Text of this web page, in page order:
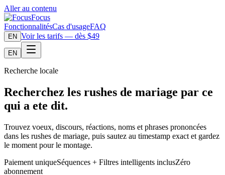
Aller au contenu
Focus
FonctionnalitésCas d'usageFAQ
EN Voir les tarifs — dès $49
EN
Recherche locale
Recherchez les rushes de mariage par ce
qui a ete dit.
Trouvez voeux, discours, réactions, noms et phrases prononcées
dans les rushes de mariage, puis sautez au timestamp exact et gardez
le moment pour le montage.
Paiement uniqueSéquences + Filtres intelligents inclusZéro
abonnement